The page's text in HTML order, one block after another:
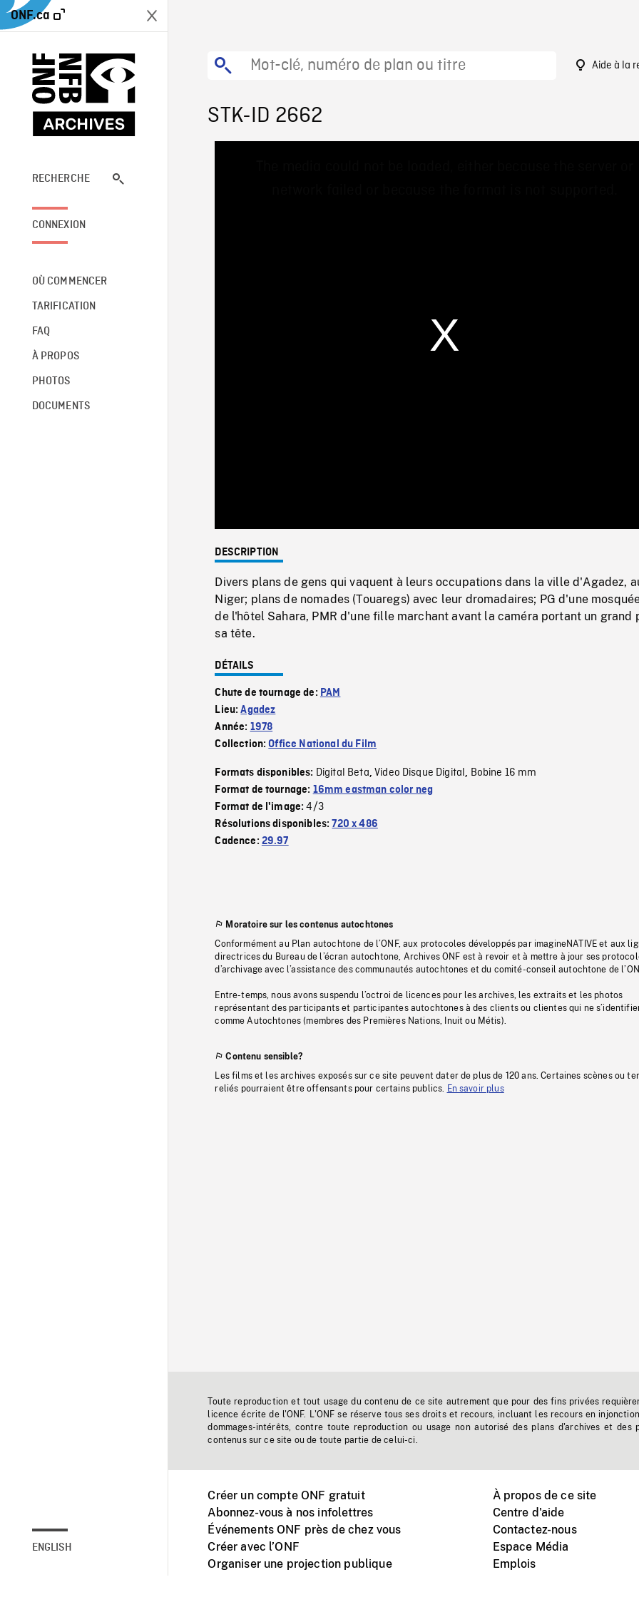
ONF.ca
RECHERCHE
CONNEXION
OÙ COMMENCER
TARIFICATION
FAQ
À PROPOS
PHOTOS
DOCUMENTS
ENGLISH
Aide à la
STK-ID 2662
0%
DESCRIPTION
Divers plans de gens qui vaquent à leurs occupations dans la ville d'Agadez,
Niger; plans de nomades (Touaregs) avec leur dromadaires; PG d'une
de l'hôtel Sahara, PMR d'une fille marchant avant la caméra portant un grand
sa tête.
DÉTAILS
Chute de tournage de: PAM
Lieu:Agadez
Année: 1978
Collection:Office National du Film
Formats disponibles: Digital Beta,Video Disque Digital, Bobine 16 mm
Format de tournage: 16mm eastman color neg
Format de l'image:4/3
Résolutions disponibles:720 x 486
Cadence: 29.97
Moratoire sur les contenus autochtones
Conformément au Plan autochtone de l’ONF, aux protocoles développés par imagineNATIVE et aux
directrices du Bureau de l’écran autochtone, Archives ONF est à revoir et à mettre à jour ses
d’archivage avec l’assistance des communautés autochtones et du comité-conseil autochtone de
Entre-temps, nous avons suspendu l’octroi de licences pour les archives, les extraits et les photos
représentant des participants et participantes autochtones à des clients ou clientes qui ne
comme Autochtones (membres des Premières Nations, Inuit ou Métis).
Contenu sensible?
Les films et les archives exposés sur ce site peuvent dater de plus de 120 ans. Certaines scènes ou
reliés pourraient être offensants pour certains publics.
En savoir plus
Toute reproduction et tout usage du contenu de ce site autrement que pour des fins privées
licence écrite de l'ONF. L'ONF se réserve tous ses droits et recours, incluant les recours en
dommages-intérêts, contre toute reproduction ou usage non autorisé des plans d'archives et des
contenus sur ce site ou de toute partie de celui-ci.
Créer un compte ONF gratuit
Abonnez-vous à nos infolettres
Événements ONF près de chez vous
Créer avec l’ONF
Organiser une projection publique
À propos de ce site
Centre d'aide
Contactez-nous
Espace Média
Emplois